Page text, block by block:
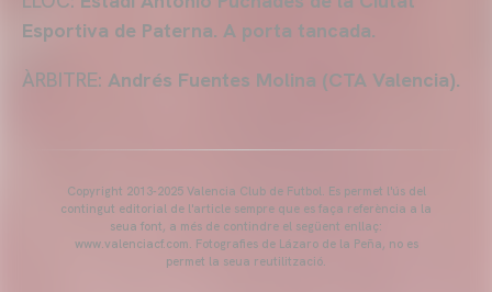
Esportiva de Paterna. A porta tancada.
ÀRBITRE: Andrés Fuentes Molina (CTA Valencia).
Copyright 2013-2025 Valencia Club de Futbol. Es permet l'ús del
contingut editorial de l'article sempre que es faça referència a la
seua font, a més de contindre el següent enllaç:
www.valenciacf.com. Fotografies de Lázaro de la Peña, no es
permet la seua reutilització.